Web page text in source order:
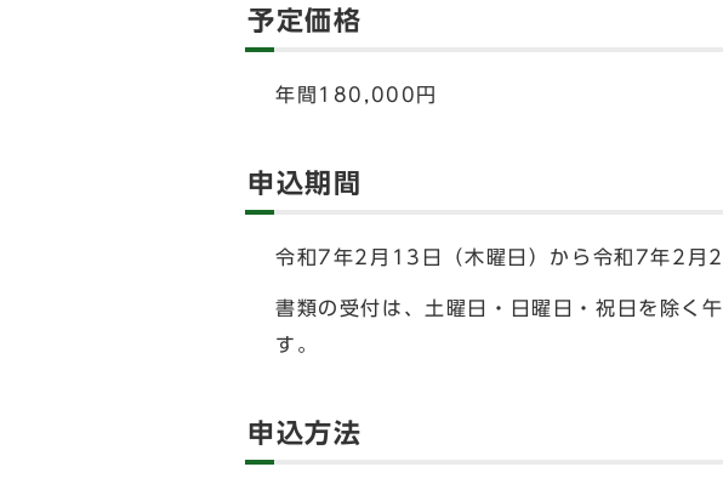
予定価格
年間180,000円
申込期間
令和7年2月13日（木曜日）から令和7年2月
書類の受付は、土曜日・日曜日・祝日を除く
す。
申込方法